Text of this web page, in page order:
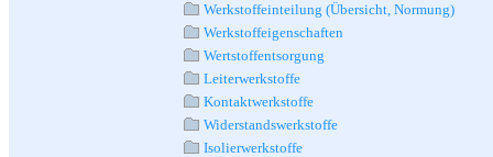
Werkstoffeinteilung (Übersicht, Normung)
Werkstoffeigenschaften
Wertstoffentsorgung
Leiterwerkstoffe
Kontaktwerkstoffe
Widerstandswerkstoffe
Isolierwerkstoffe